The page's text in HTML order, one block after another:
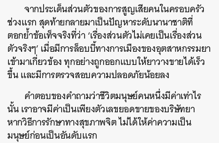
จากประเด็นส่วนตัวของการสูญเสียคนในครอบครัว
ช่วงแรก สุดท้ายกลายมาเป็นปัญหาระดับนานาชาติที่
ตอกย้ำข้อเท็จจริงที่ว่า ‘เรื่องส่วนตัวไม่เคยเป็นเรื่องส่วน
ตัวจริงๆ’ เมื่อมีการล็อบบี้ทางการเมืองของอุตสาหกรรมยา
เข้ามาเกี่ยวข้อง ทุกอย่างถูกออกแบบให้ยาวางขายได้เร็ว
ขึ้น และมีการตรวจสอบความปลอดภัยน้อยลง
คำตอบของคำถามว่าชีวิตมนุษย์คนหนึ่งมีค่าเท่าไร
นั้น เราอาจมีค่าเป็นเพียงตัวเลขยอดขายของบริษัทยา
หากวิธีการรักษาทางสุขภาพจิต ไม่ได้ให้ค่าความเป็น
มนุษย์ก่อนเป็นอันดับแรก